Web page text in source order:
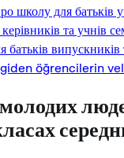
школу для батьків
та учнів
батьків
öğrencilerin